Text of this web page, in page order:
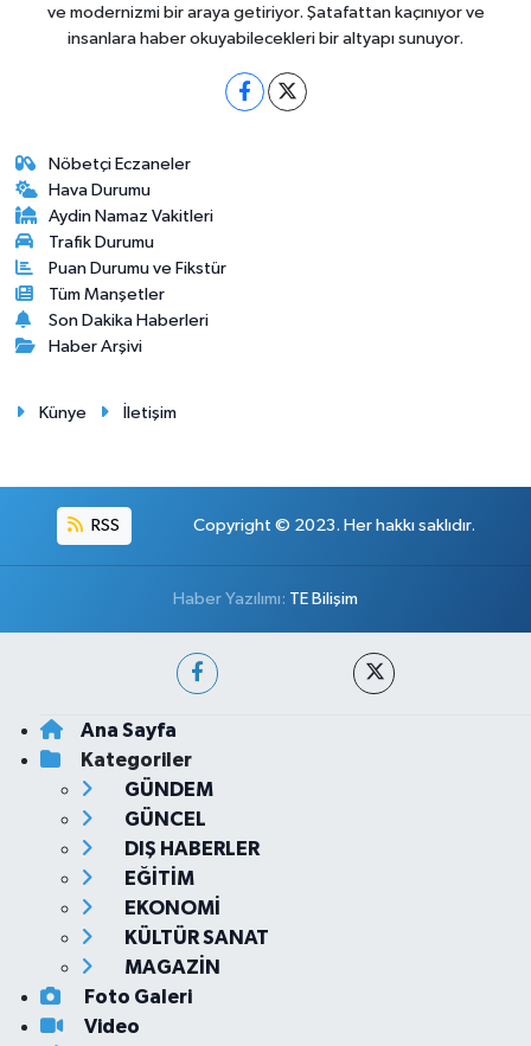
ve modernizmi bir araya getiriyor. Şatafattan kaçınıyor ve
insanlara haber okuyabilecekleri bir altyapı sunuyor.
Nöbetçi Eczaneler
Hava Durumu
Aydin Namaz Vakitleri
Trafik Durumu
Puan Durumu ve Fikstür
Tüm Manşetler
Son Dakika Haberleri
Haber Arşivi
Künye İletişim
RSS Copyright © 2023. Her hakkı saklıdır.
Haber Yazılımı: TE Bilişim
Ana Sayfa
Kategoriler
GÜNDEM
GÜNCEL
DIŞ HABERLER
EĞİTİM
EKONOMİ
KÜLTÜR SANAT
MAGAZİN
Foto Galeri
Video